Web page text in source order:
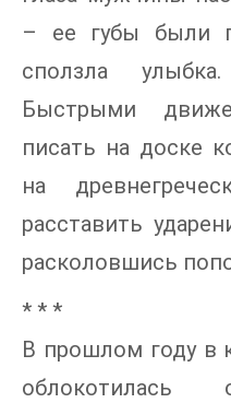
– ее губы были
сползла
Быстрыми
писать на доске
на
расставить
расколовшись
* * *
В прошлом году в